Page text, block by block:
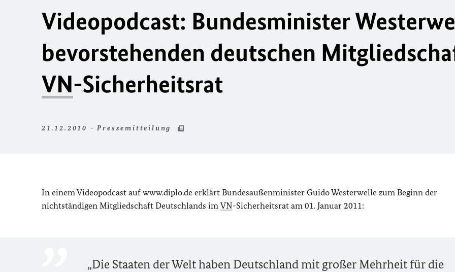
Videopodcast: Bundesminister
bevorstehenden deutschen
VN-Sicherheitsrat
21.12.2010 - Pressemitteilung
In einem Videopodcast auf www.diplo.de erklärt Bundesaußenminister Guido Westerwelle zum Beginn der
nichtständigen Mitgliedschaft Deutschlands im VN-Sicherheitsrat am 01. Januar 2011:
„Die Staaten der Welt haben Deutschland mit großer Mehrheit für die